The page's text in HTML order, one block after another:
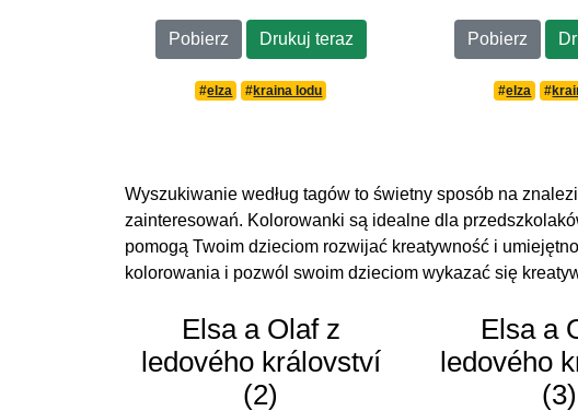
Pobierz Drukuj teraz
#elza #kraina lodu
Pobierz
#elza #
Wyszukiwanie według tagów to świetny sposób na
zainteresowań. Kolorowanki są idealne dla
pomogą Twoim dzieciom rozwijać kreatywność i
kolorowania i pozwól swoim dzieciom wykazać się
Elsa a Olaf z
ledového království
(2)
Elsa a
ledového
(3)